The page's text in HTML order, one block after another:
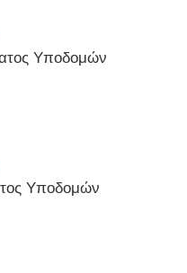
Υποδομών
Υποδομών